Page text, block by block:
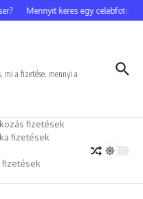
Mennyit keres egy celebfotós?
mi a fizetése, mennyi a
fizetések
fizetések
fizetések